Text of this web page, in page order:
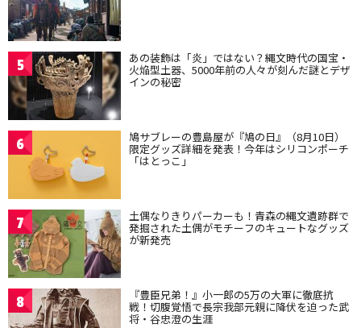
5 あの装飾は「炎」ではない？縄文時代の国宝・
火焔型土器、5000年前の人々が刻んだ謎とデザ
インの秘密
6 鳩サブレーの豊島屋が『鳩の日』（8月10日）
限定グッズ詳細を発表！今年はシリコンポーチ
「はとっこ」
7 土偶なりきりパーカーも！青森の縄文遺跡群で
発掘された土偶がモチーフのキュートなグッズ
が新発売
8 『豊臣兄弟！』小一郎の5万の大軍に徹底抗
戦！切腹覚悟で長宗我部元親に降伏を迫った武
将・谷忠澄の生涯